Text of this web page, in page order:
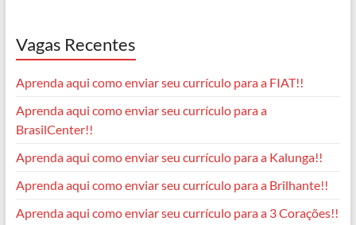
Vagas Recentes
Aprenda aqui como enviar seu currículo para a FIAT!!
Aprenda aqui como enviar seu currículo para a
BrasilCenter!!
Aprenda aqui como enviar seu currículo para a Kalunga!!
Aprenda aqui como enviar seu currículo para a Brilhante!!
Aprenda aqui como enviar seu currículo para a 3 Corações!!